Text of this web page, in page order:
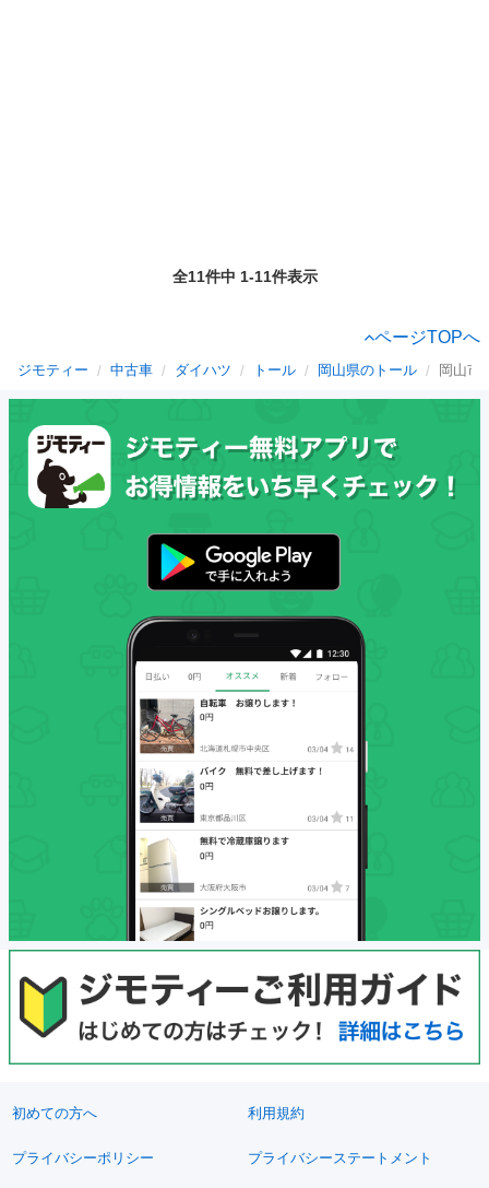
全11件中 1-11件表示
ページTOPへ
ジモティー 中古車 ダイハツ トール 岡山県のトール 岡山市
初めての方へ 利用規約
プライバシーポリシー プライバシーステートメント